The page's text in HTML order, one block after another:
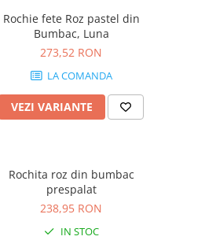
Rochie fete Roz pastel din
Bumbac, Luna
273,52 RON
LA COMANDA
VEZI VARIANTE
Rochita roz din bumbac
prespalat
238,95 RON
IN STOC